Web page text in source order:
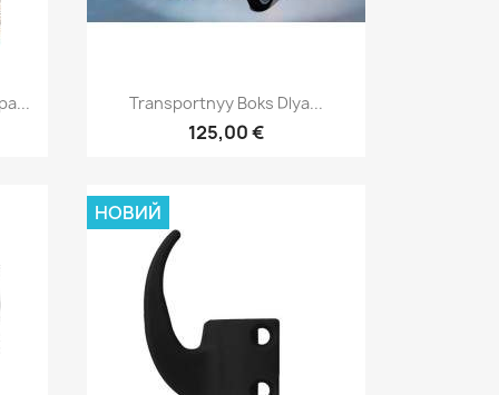
Швидкий перегляд
Transportnyy Boks Dlya...
125,00 €
НОВИЙ